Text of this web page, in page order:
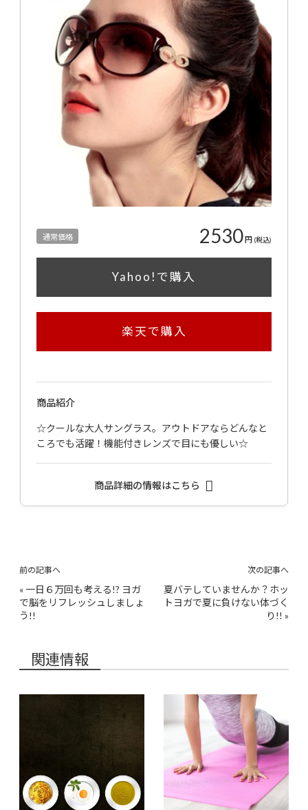
通常価格 2530円 (税込)
Yahoo!で購入
楽天で購入
商品紹介
☆クールな大人サングラス。アウトドアならどんなと
ころでも活躍！機能付きレンズで目にも優しい☆
商品詳細の情報はこちら
前の記事へ
« 一日６万回も考える!? ヨガ
で脳をリフレッシュしましょ
う!!
次の記事へ
夏バテしていませんか？ホッ
トヨガで夏に負けない体づく
り!! »
関連情報